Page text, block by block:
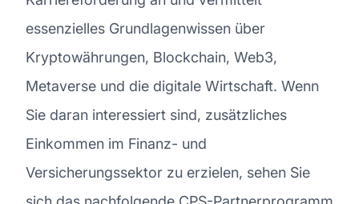
essenzielles Grundlagenwissen über
Kryptowährungen, Blockchain, Web3,
Metaverse und die digitale Wirtschaft. Wenn
Sie daran interessiert sind, zusätzliches
Einkommen im Finanz- und
Versicherungssektor zu erzielen, sehen Sie